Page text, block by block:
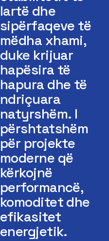
lartë dhe
sipërfaqeve të
mëdha xhami,
duke krijuar
hapësira të
hapura dhe të
ndriçuara
natyrshëm. I
përshtatshëm
për projekte
moderne që
kërkojnë
performancë,
komoditet dhe
efikasitet
energjetik.